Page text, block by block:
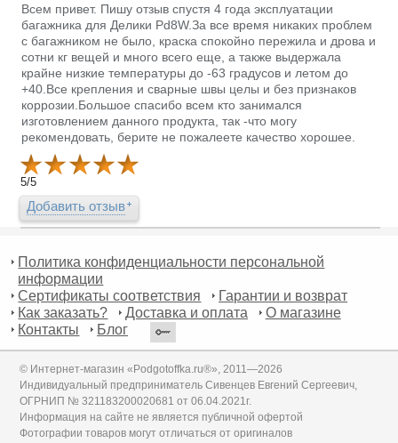
Всем привет. Пишу отзыв спустя 4 года эксплуатации
багажника для Делики Pd8W.За все время никаких проблем
с багажником не было, краска спокойно пережила и дрова и
сотни кг вещей и много всего еще, а также выдержала
крайне низкие температуры до -63 градусов и летом до
+40.Все крепления и сварные швы целы и без признаков
коррозии.Большое спасибо всем кто занимался
изготовлением данного продукта, так -что могу
рекомендовать, берите не пожалеете качество хорошее.
5/5
Добавить отзыв
Политика конфиденциальности персональной
информации
Сертификаты соответствия
Гарантии и возврат
Как заказать?
Доставка и оплата
О магазине
Контакты
Блог
© Интернет-магазин «Podgotoffka.ru®», 2011—2026
Индивидуальный предприниматель Сивенцев Евгений Сергеевич,
ОГРНИП № 321183200020681 от 06.04.2021г.
Информация на сайте не является публичной офертой
Фотографии товаров могут отличаться от оригиналов